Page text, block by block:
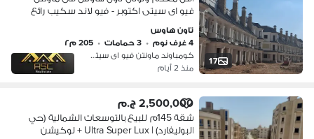
17
فيو اى سيتى اكتوبر - فيو لاند سكيب رائع
التوسعات الشماليه - متاح للمعاينه
تاون هاوس
4 غرف نوم
• 3 حمامات • 205 م٢
كومباوند ماونتن فيو اى سيتي، 6 اكتو…
منذ 2 أيام
2,500,000 ج.م
شقة 145م للبيع بالتوسعات الشمالية (حي
البوليفارد) | Ultra Super Lux + لوكيشن